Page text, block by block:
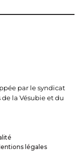
par le syndicat
la Vésubie et du
légales